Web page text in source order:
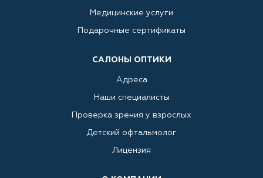
Медицинские услуги
Подарочные сертификаты
САЛОНЫ ОПТИКИ
Адреса
Наши специалисты
Проверка зрения у взрослых
Детский офтальмолог
Лицензия